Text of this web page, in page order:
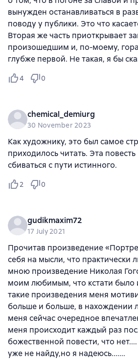
вынужден останавливаться в
поводу у публики. Это что
Вторая же часть приоткрывает
произошедшим и, по-моему,
глубже первой. Не такая, я бы
4 0
chemical_demiurg
30 November 2023
Как художнику, это был самое
приходилось читать. Эта
сбиваться с пути истинного.
2 0
gudikmaxim72
17 July 2021
Прочитав произведение
себя на мысли, что практически
мною произведение Николая
моим любимым, что кстати было
такие произведения меня
больше и больше, в нахождении
меня сейчас очередное
меня происходит каждый раз
божественной повести, что
уже не найду,но я надеюсь.......